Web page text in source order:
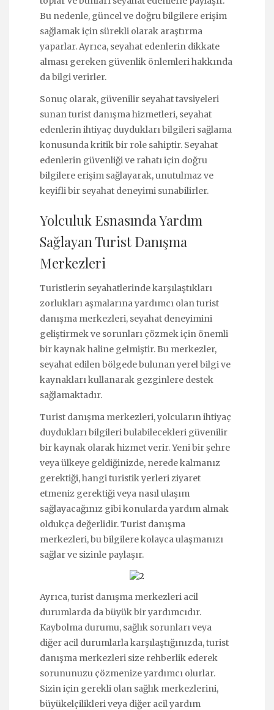
Bu nedenle, güncel ve doğru bilgilere erişim
sağlamak için sürekli olarak araştırma
yaparlar. Ayrıca, seyahat edenlerin dikkate
alması gereken güvenlik önlemleri hakkında
da bilgi verirler.
Sonuç olarak, güvenilir seyahat tavsiyeleri
sunan turist danışma hizmetleri, seyahat
edenlerin ihtiyaç duydukları bilgileri sağlama
konusunda kritik bir role sahiptir. Seyahat
edenlerin güvenliği ve rahatı için doğru
bilgilere erişim sağlayarak, unutulmaz ve
keyifli bir seyahat deneyimi sunabilirler.
Yolculuk Esnasında Yardım
Sağlayan Turist Danışma
Merkezleri
Turistlerin seyahatlerinde karşılaştıkları
zorlukları aşmalarına yardımcı olan turist
danışma merkezleri, seyahat deneyimini
geliştirmek ve sorunları çözmek için önemli
bir kaynak haline gelmiştir. Bu merkezler,
seyahat edilen bölgede bulunan yerel bilgi ve
kaynakları kullanarak gezginlere destek
sağlamaktadır.
Turist danışma merkezleri, yolcuların ihtiyaç
duydukları bilgileri bulabilecekleri güvenilir
bir kaynak olarak hizmet verir. Yeni bir şehre
veya ülkeye geldiğinizde, nerede kalmanız
gerektiği, hangi turistik yerleri ziyaret
etmeniz gerektiği veya nasıl ulaşım
sağlayacağınız gibi konularda yardım almak
oldukça değerlidir. Turist danışma
merkezleri, bu bilgilere kolayca ulaşmanızı
sağlar ve sizinle paylaşır.
Ayrıca, turist danışma merkezleri acil
durumlarda da büyük bir yardımcıdır.
Kaybolma durumu, sağlık sorunları veya
diğer acil durumlarla karşılaştığınızda, turist
danışma merkezleri size rehberlik ederek
sorununuzu çözmenize yardımcı olurlar.
Sizin için gerekli olan sağlık merkezlerini,
büyükelçilikleri veya diğer acil yardım